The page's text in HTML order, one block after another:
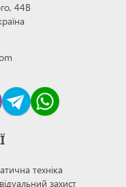
44В
техніка
захист